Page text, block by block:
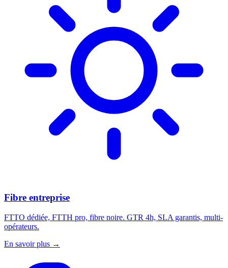
Fibre entreprise
FTTO dédiée, FTTH pro, fibre noire. GTR 4h, SLA garantis, multi-
opérateurs.
En savoir plus →